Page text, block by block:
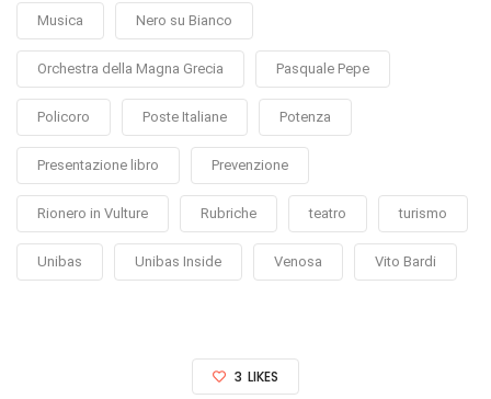
Musica Nero su Bianco
Orchestra della Magna Grecia Pasquale Pepe
Policoro Poste Italiane Potenza
Presentazione libro Prevenzione
Rionero in Vulture Rubriche teatro turismo
Unibas Unibas Inside Venosa Vito Bardi
3 LIKES